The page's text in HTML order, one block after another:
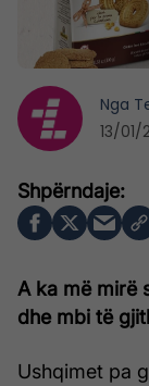
A ka më mirë
dhe mbi të
Ushqimet pa
Nga
13/01/